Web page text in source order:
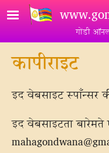
Skip to main content
गोंडी
कापीराइट
इद वेबसाइट स्‍पाँन्‍सर
इद वेबसाइटता बारेमते